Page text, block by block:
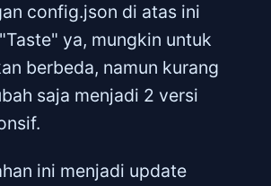
config.json di atas ini
ya, mungkin untuk
berbeda, namun kurang
saja menjadi 2 versi
ini menjadi update